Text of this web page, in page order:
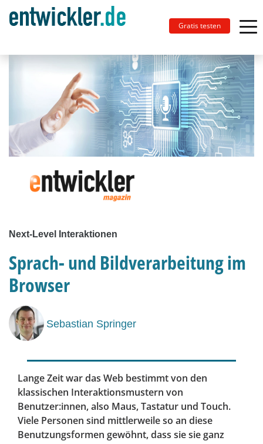
Gratis testen
Next-Level Interaktionen
Sprach- und Bildverarbeitung im
Browser
Sebastian Springer
Lange Zeit war das Web bestimmt von den
klassischen Interaktionsmustern von
Benutzer:innen, also Maus, Tastatur und Touch.
Viele Personen sind mittlerweile so an diese
Benutzungsformen gewöhnt, dass sie sie ganz